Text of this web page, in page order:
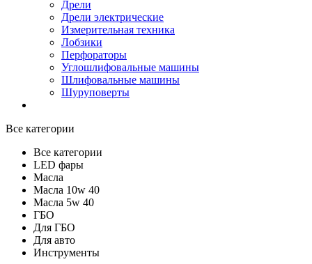
Дрели
Дрели электрические
Измерительная техника
Лобзики
Перфораторы
Углошлифовальные машины
Шлифовальные машины
Шуруповерты
Все категории
Все категории
LED фары
Масла
Масла 10w 40
Масла 5w 40
ГБО
Для ГБО
Для авто
Инструменты